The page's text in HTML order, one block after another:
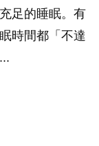
足的睡眠。有
時間都「不達